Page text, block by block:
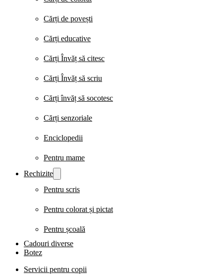
Cărți de povești
Cărți educative
Cărți Învăț să citesc
Cărți Învăț să scriu
Cărți învăț să socotesc
Cărți senzoriale
Enciclopedii
Pentru mame
Rechizite
Pentru scris
Pentru colorat și pictat
Pentru școală
Cadouri diverse
Botez
Servicii pentru copii